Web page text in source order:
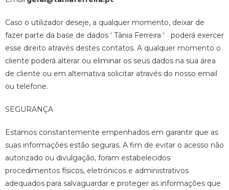
Caso o utilizador deseje, a qualquer momento, deixar de
fazer parte da base de dados ‘ Tânia Ferreira ‘ poderá exercer
esse direito através destes contatos. A qualquer momento o
cliente poderá alterar ou eliminar os seus dados na sua área
de cliente ou em alternativa solicitar através do nosso email
ou telefone.
SEGURANÇA
Estamos constantemente empenhados em garantir que as
suas informações estão seguras. A fim de evitar o acesso não
autorizado ou divulgação, foram estabelecidos
procedimentos físicos, eletrónicos e administrativos
adequados para salvaguardar e proteger as informações que